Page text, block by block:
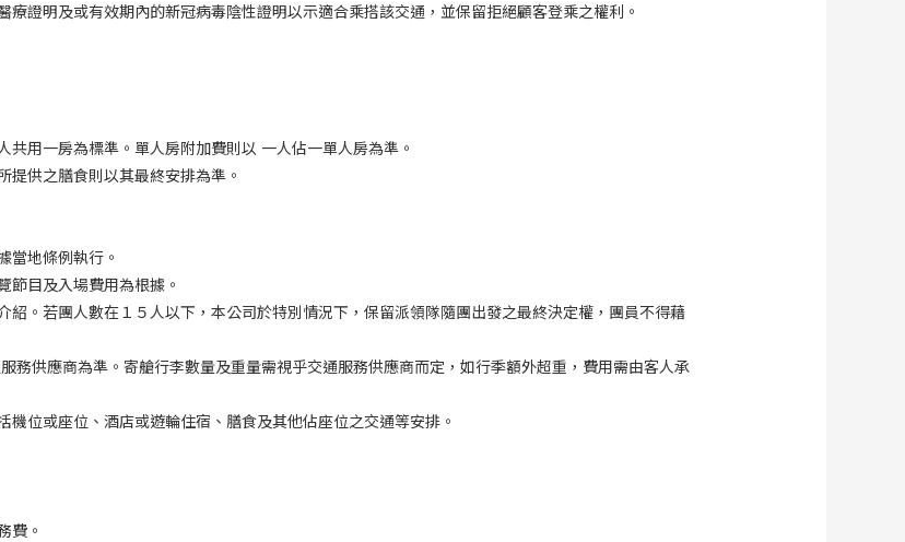
療證明及或有效期內的新冠病毒陰性證明以示適合乘搭該交通，並保留拒絕顧客登乘之權利。
共用一房為標準。單人房附加費則以 一人佔一單人房為準。
提供之膳食則以其最終安排為準。
當地條例執行。
節目及入場費用為根據。
紹。若團人數在１５人以下，本公司於特別情況下，保留派領隊隨團出發之最終決定權，團員不得藉
務供應商為準。寄艙行李數量及重量需視乎交通服務供應商而定，如行季額外超重，費用需由客人承
位或座位、酒店或遊輪住宿、膳食及其他佔座位之交通等安排。
費。